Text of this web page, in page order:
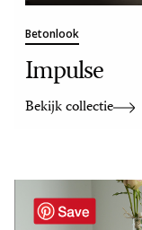
Betonlook
Impulse
Bekijk collectie